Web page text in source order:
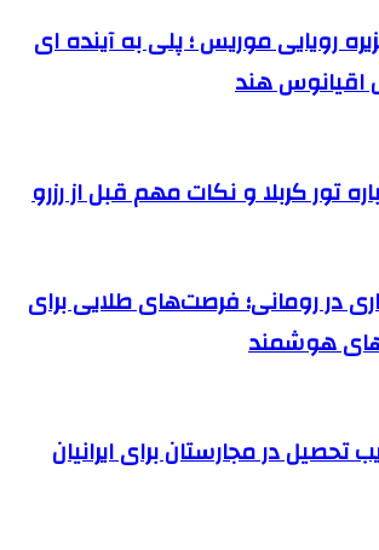
رویایی موریس ؛ پلی به آینده ‌ای
اقیانوس ‌هند
تور کربلا و نکات مهم قبل از رزرو
در رومانی؛ فرصت‌های طلایی برای
هوشمند
تحصیل در مجارستان برای ایرانیان